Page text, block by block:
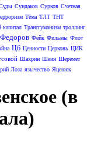
Сундаков Сурков Счетная
Тёма ТЛТ ТНТ
капитал Трансгуманизм троллинг
Федоров Фейк Фильмы Флот
Цб Ценности Церковь ЦИК
Шахрин Шеин Шеремет
Лоза язычество Яценюк
(в